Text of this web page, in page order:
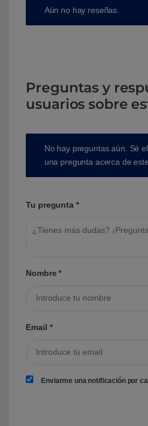
Aún no hay reseñas.
Preguntas y
usuarios sobre
No hay preguntas aún. Sé
una pregunta acerca de
Tu pregunta *
Nombre*
Email *
Enviarme una notificación por